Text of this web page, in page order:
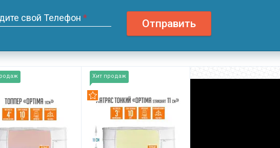
свой Телефон * Отправить
Хит продаж